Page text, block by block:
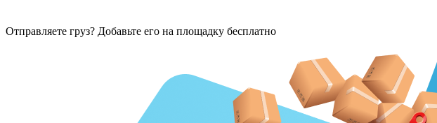
Отправляете груз? Добавьте его на площадку бесплатно